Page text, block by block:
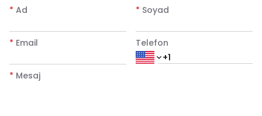
* Ad * Soyad
* Email Telefon
* Mesaj